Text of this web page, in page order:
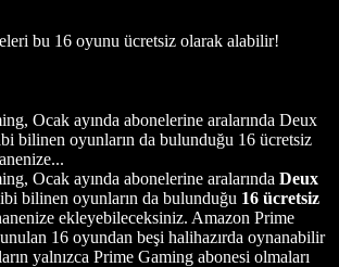
bu 16 oyunu ücretsiz olarak alabilir!
Ocak ayında abonelerine aralarında Deux
bilinen oyunların da bulunduğu 16 ücretsiz
Ocak ayında abonelerine aralarında Deux
bilinen oyunların da bulunduğu 16 ücretsiz
ekleyebileceksiniz. Amazon Prime
16 oyundan beşi halihazırda oynanabilir
yalnızca Prime Gaming abonesi olmaları